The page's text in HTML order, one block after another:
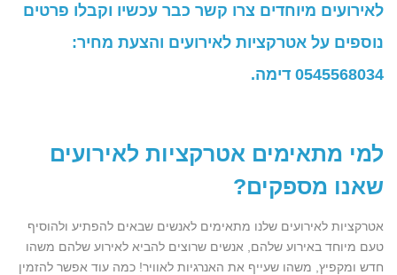
לאירועים מיוחדים צרו קשר כבר עכשיו וקבלו פרטים
נוספים על אטרקציות לאירועים והצעת מחיר:
0545568034 דימה.
למי מתאימים אטרקציות לאירועים
שאנו מספקים?
אטרקציות לאירועים שלנו מתאימים לאנשים שבאים להפתיע ולהוסיף
טעם מיוחד באירוע שלהם, אנשים שרוצים להביא לאירוע שלהם משהו
חדש ומקפיץ, משהו שעייף את האנרגיות לאוויר! כמה עוד אפשר להזמין